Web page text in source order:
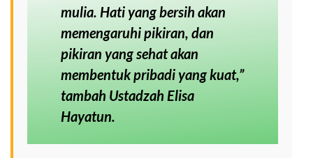
mulia. Hati yang bersih akan
memengaruhi pikiran, dan
pikiran yang sehat akan
membentuk pribadi yang kuat,”
tambah Ustadzah Elisa
Hayatun.